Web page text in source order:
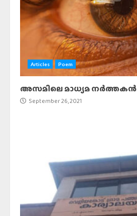
Articles Poem
അസമിലെ മാധ്യമ നർത്തകൻ
September 26, 2021